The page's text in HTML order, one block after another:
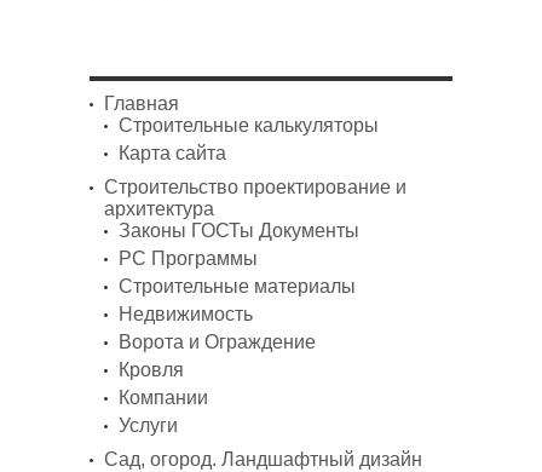
Главная
Строительные калькуляторы
Карта сайта
Строительство проектирование и
архитектура
Законы ГОСТы Документы
PC Программы
Строительные материалы
Недвижимость
Ворота и Ограждение
Кровля
Компании
Услуги
Сад, огород. Ландшафтный дизайн